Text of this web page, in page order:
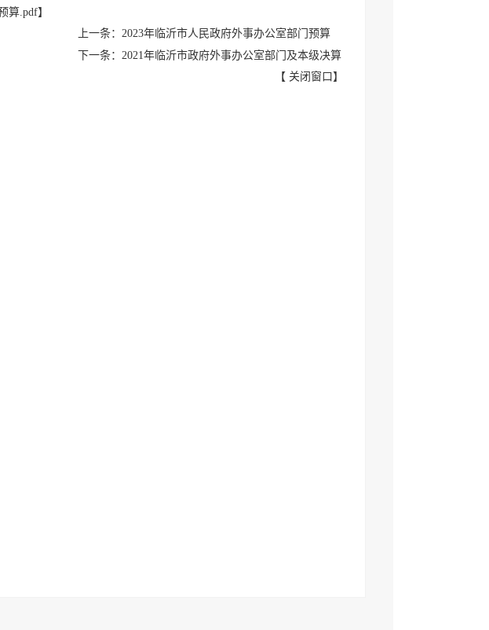
算.pdf】
上一条：​2023年临沂市人民政府外事办公室部门预算
下一条：2021年临沂市政府外事办公室部门及本级决算
【 关闭窗口 】